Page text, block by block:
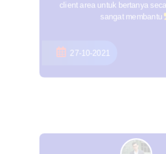
client area untuk bertanya
sangat membantu
27-10-2021